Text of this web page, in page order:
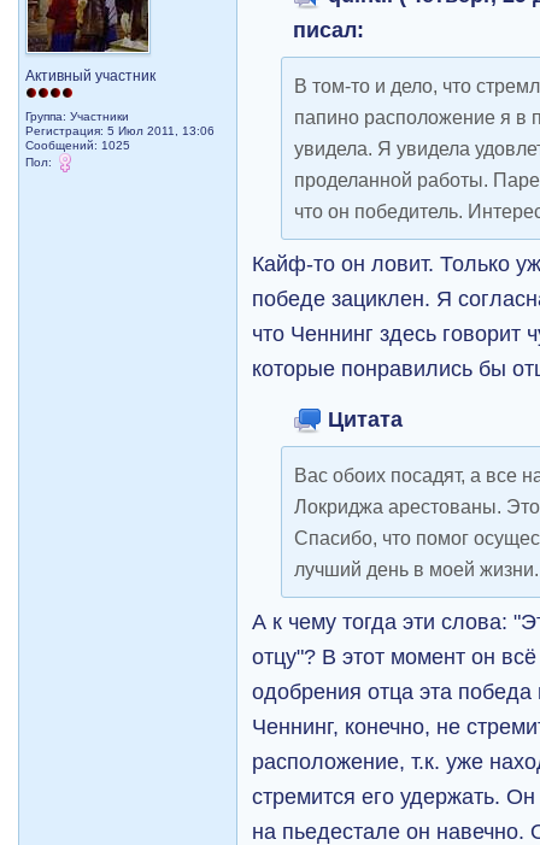
Активный участник
Группа: Участники
Регистрация: 5 Июл 2011, 13:06
Сообщений: 1025
Пол:
писал:
В том-то и дело, что
папино расположение я в
увидела. Я увидела
проделанной работы.
что он победитель.
Кайф-то он ловит. Только
победе зациклен. Я
что Ченнинг здесь говорит
которые понравились бы
Цитата
Вас обоих посадят, а все
Локриджа арестованы.
Спасибо, что помог
лучший день в моей жизни.
А к чему тогда эти слова:
отцу"? В этот момент он
одобрения отца эта
Ченнинг, конечно, не
расположение, т.к. уже
стремится его удержать.
на пьедестале он навечно.